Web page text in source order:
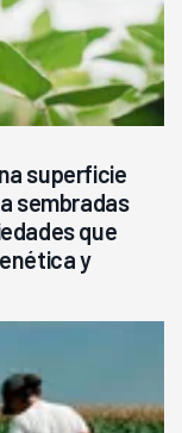
superficie
sembradas
que
y